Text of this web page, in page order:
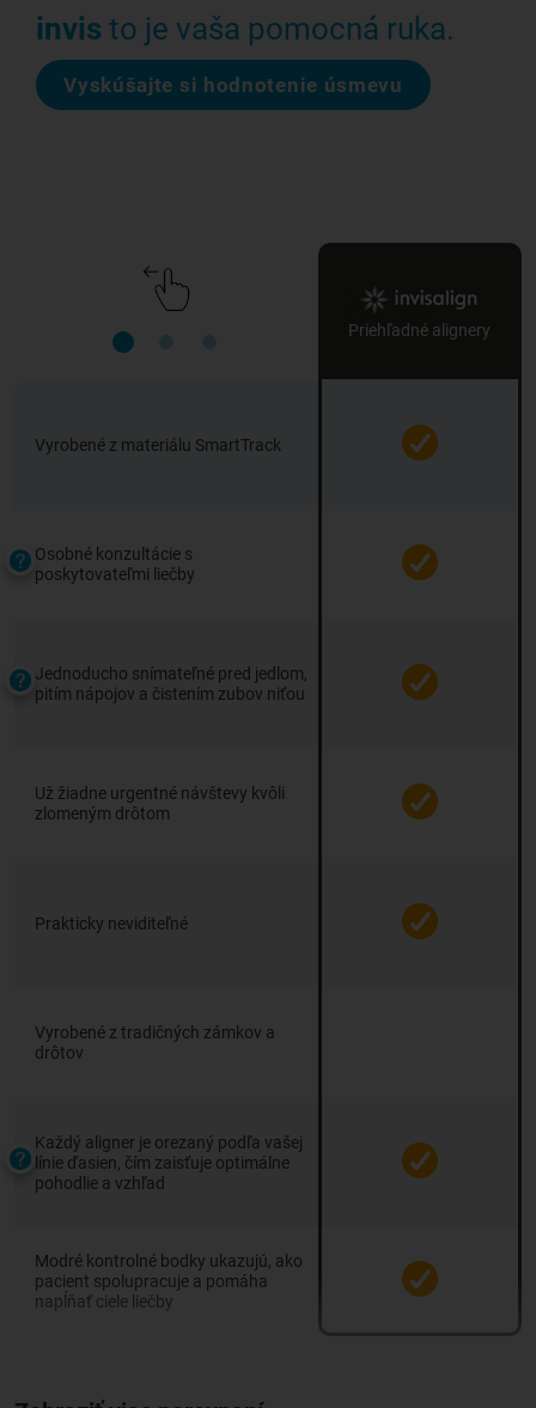
invis to je vaša pomocná ruka.
Vyskúšajte si hodnotenie úsmevu
Vyrobené z materiálu SmartTrack
Osobné konzultácie s
poskytovateľmi liečby
Jednoducho snímateľné pred jedlom,
pitím nápojov a čistením zubov niťou
Už žiadne urgentné návštevy kvôli
zlomeným drôtom
Prakticky neviditeľné
Vyrobené z tradičných zámkov a
drôtov
Každý aligner je orezaný podľa vašej
línie ďasien, čím zaisťuje optimálne
pohodlie a vzhľad
Modré kontrolné bodky ukazujú, ako
pacient spolupracuje a pomáha
napĺňať ciele liečby
Priehľadné alignery